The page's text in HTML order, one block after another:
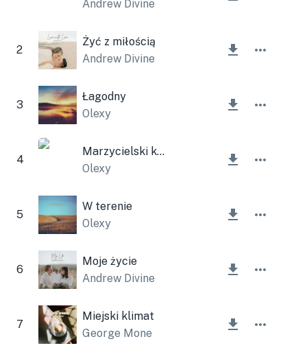
Andrew Divine
2
Żyć z miłością
Andrew Divine
3
Łagodny
Olexy
4
Marzycielski klimat
Olexy
5
W terenie
Olexy
6
Moje życie
Andrew Divine
7
Miejski klimat
George Mone